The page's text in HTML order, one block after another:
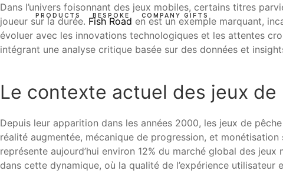
PRODUCTS BESPOKE COMPANY GIFTS
Dans l’univers foisonnant des jeux mobiles, certains titres
joueur sur la durée. Fish Road en est un exemple marquant,
évoluer avec les innovations technologiques et les attentes
intégrant une analyse critique basée sur des données et
Le contexte actuel des jeux
Depuis leur apparition dans les années 2000, les jeux de
réalité augmentée, mécanique de progression, et
représente aujourd’hui environ 12% du marché global des
dans cette dynamique, où la qualité de l’expérience